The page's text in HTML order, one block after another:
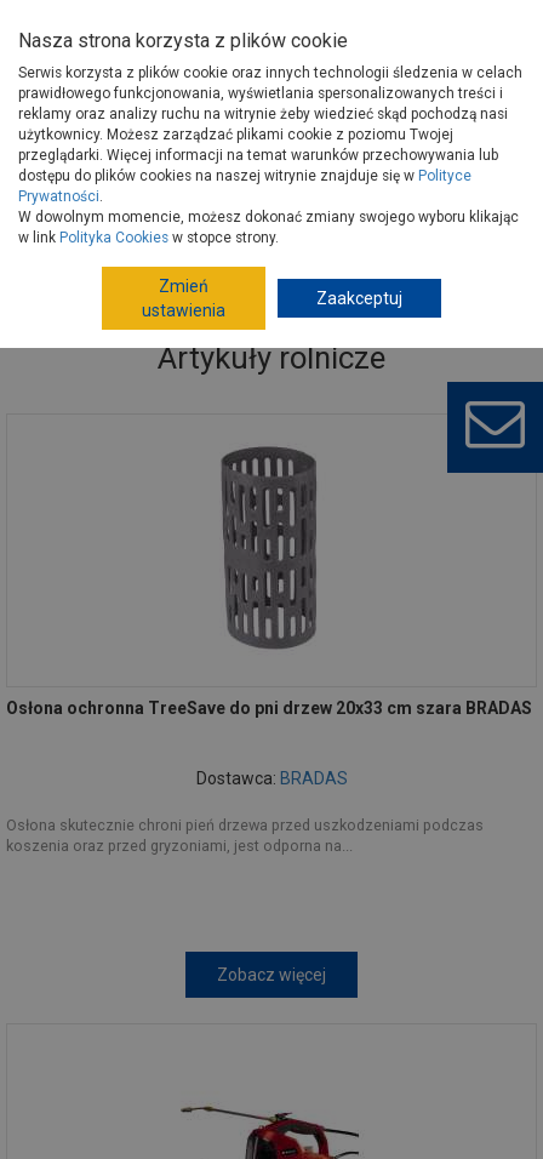
Strona główna Wokół domu Ogród, hobby Artykuły rolnicze
Artykuły rolnicze
Osłona ochronna TreeSave do pni drzew 20x33 cm szara BRADAS
Dostawca: BRADAS
Osłona skutecznie chroni pień drzewa przed uszkodzeniami podczas
koszenia oraz przed gryzoniami, jest odporna na...
Zobacz więcej
Nasza strona korzysta z plików cookie
Serwis korzysta z plików cookie oraz innych technologii śledzenia w celach
prawidłowego funkcjonowania, wyświetlania spersonalizowanych treści i
reklamy oraz analizy ruchu na witrynie żeby wiedzieć skąd pochodzą nasi
użytkownicy. Możesz zarządzać plikami cookie z poziomu Twojej
przeglądarki. Więcej informacji na temat warunków przechowywania lub
dostępu do plików cookies na naszej witrynie znajduje się w Polityce
Prywatności.
W dowolnym momencie, możesz dokonać zmiany swojego wyboru klikając
w link Polityka Cookies w stopce strony.
Zmień
ustawienia
Zaakceptuj